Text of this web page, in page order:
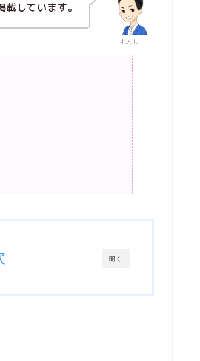
れんし
しています。
開く